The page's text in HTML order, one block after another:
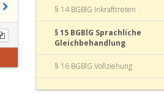
§ 14 BGBlG Inkrafttreten
§ 15 BGBlG Sprachliche
Gleichbehandlung
§ 16 BGBlG Vollziehung
Bundesgesetzblattgesetz (BGBlG)